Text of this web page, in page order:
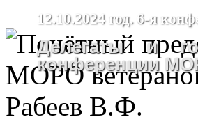
12.10.2024 год. 6-я
Делегаты и
конференции